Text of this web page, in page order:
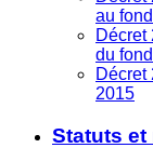
au
Décret
du
Décret
2015
Statuts et